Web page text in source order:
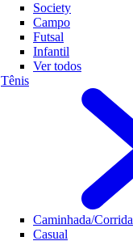
Society
Campo
Futsal
Infantil
Ver todos
Tênis
Caminhada/Corrida
Casual